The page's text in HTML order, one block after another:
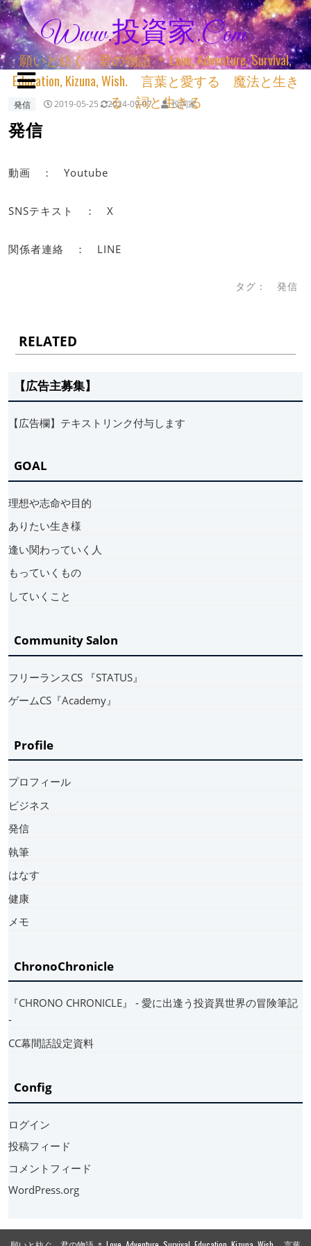
Www.投資家.com
願いと紡ぐ 君の物語 ＊ Love, Adventure, Survival,
Education, Kizuna, Wish. 言葉と愛する 魔法と生き
る 詞と生きる
発信 2019-05-25 2024-09-07 投詞家
発信
動画 ： Youtube
SNSテキスト ： X
関係者連絡 ： LINE
タグ： 発信
RELATED
【広告主募集】
【広告欄】テキストリンク付与します
GOAL
理想や志命や目的
ありたい生き様
逢い関わっていく人
もっていくもの
していくこと
Community Salon
フリーランスCS 『STATUS』
ゲームCS『Academy』
Profile
プロフィール
ビジネス
発信
執筆
はなす
健康
メモ
ChronoChronicle
『CHRONO CHRONICLE』 ‐ 愛に出逢う投資異世界の冒険筆記
‐
CC幕間話設定資料
Config
ログイン
投稿フィード
コメントフィード
WordPress.org